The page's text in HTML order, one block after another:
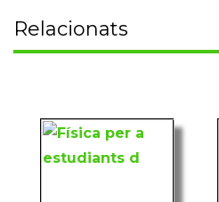
Relacionats